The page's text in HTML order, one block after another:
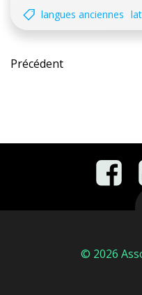
langues anciennes
Post
Précédent
© 2026